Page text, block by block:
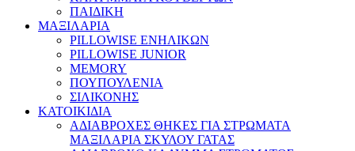
ΠΑΙΔΙΚΗ
ΜΑΞΙΛΑΡΙΑ
PILLOWISE ΕΝΗΛΙΚΩΝ
PILLOWISE JUNIOR
MEMORY
ΠΟΥΠΟΥΛΕΝΙΑ
ΣΙΛΙΚΟΝΗΣ
ΚΑΤΟΙΚΙΔΙΑ
ΑΔΙΑΒΡΟΧΕΣ ΘΗΚΕΣ ΓΙΑ ΣΤΡΩΜΑΤΑ
ΜΑΞΙΛΑΡΙΑ ΣΚΥΛΟΥ ΓΑΤΑΣ